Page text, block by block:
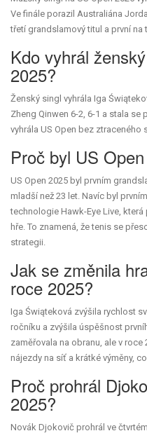
Ve finále porazil Australiána
třetí grandslamový titul a první na
Kdo vyhrál
2025?
Ženský singl vyhrála Iga
Zheng Qinwen 6-2, 6-1 a stala se
vyhrála US Open bez ztraceného
Proč byl US
US Open 2025 byl prvním
mladší než 23 let. Navíc byl
technologie Hawk-Eye Live,
hře. To znamená, že tenis se
strategii.
Jak se změnila
roce 2025?
Iga Świąteková zvýšila rychlost
ročníku a zvýšila úspěšnost
zaměřovala na obranu, ale v
nájezdy na síť a krátké výměny,
Proč prohrál
2025?
Novák Djokovič prohrál ve